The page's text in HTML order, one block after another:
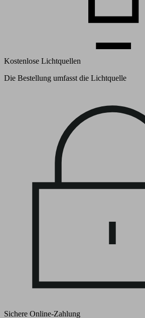
Kostenlose Lichtquellen
Die Bestellung umfasst die Lichtquelle
Sichere Online-Zahlung